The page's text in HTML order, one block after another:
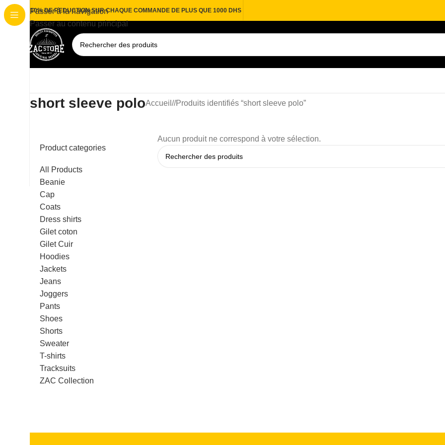
Passer à la navigation
Passer au contenu principal
10% DE REDUCTION SUR CHAQUE COMMANDE DE PLUS QUE 1000 DHS
short sleeve poloAccueil / Produits identifiés “short sleeve polo”
Product categories
All Products
Beanie
Cap
Coats
Dress shirts
Gilet coton
Gilet Cuir
Hoodies
Jackets
Jeans
Joggers
Pants
Shoes
Shorts
Sweater
T-shirts
Tracksuits
ZAC Collection
Aucun produit ne correspond à votre sélection.